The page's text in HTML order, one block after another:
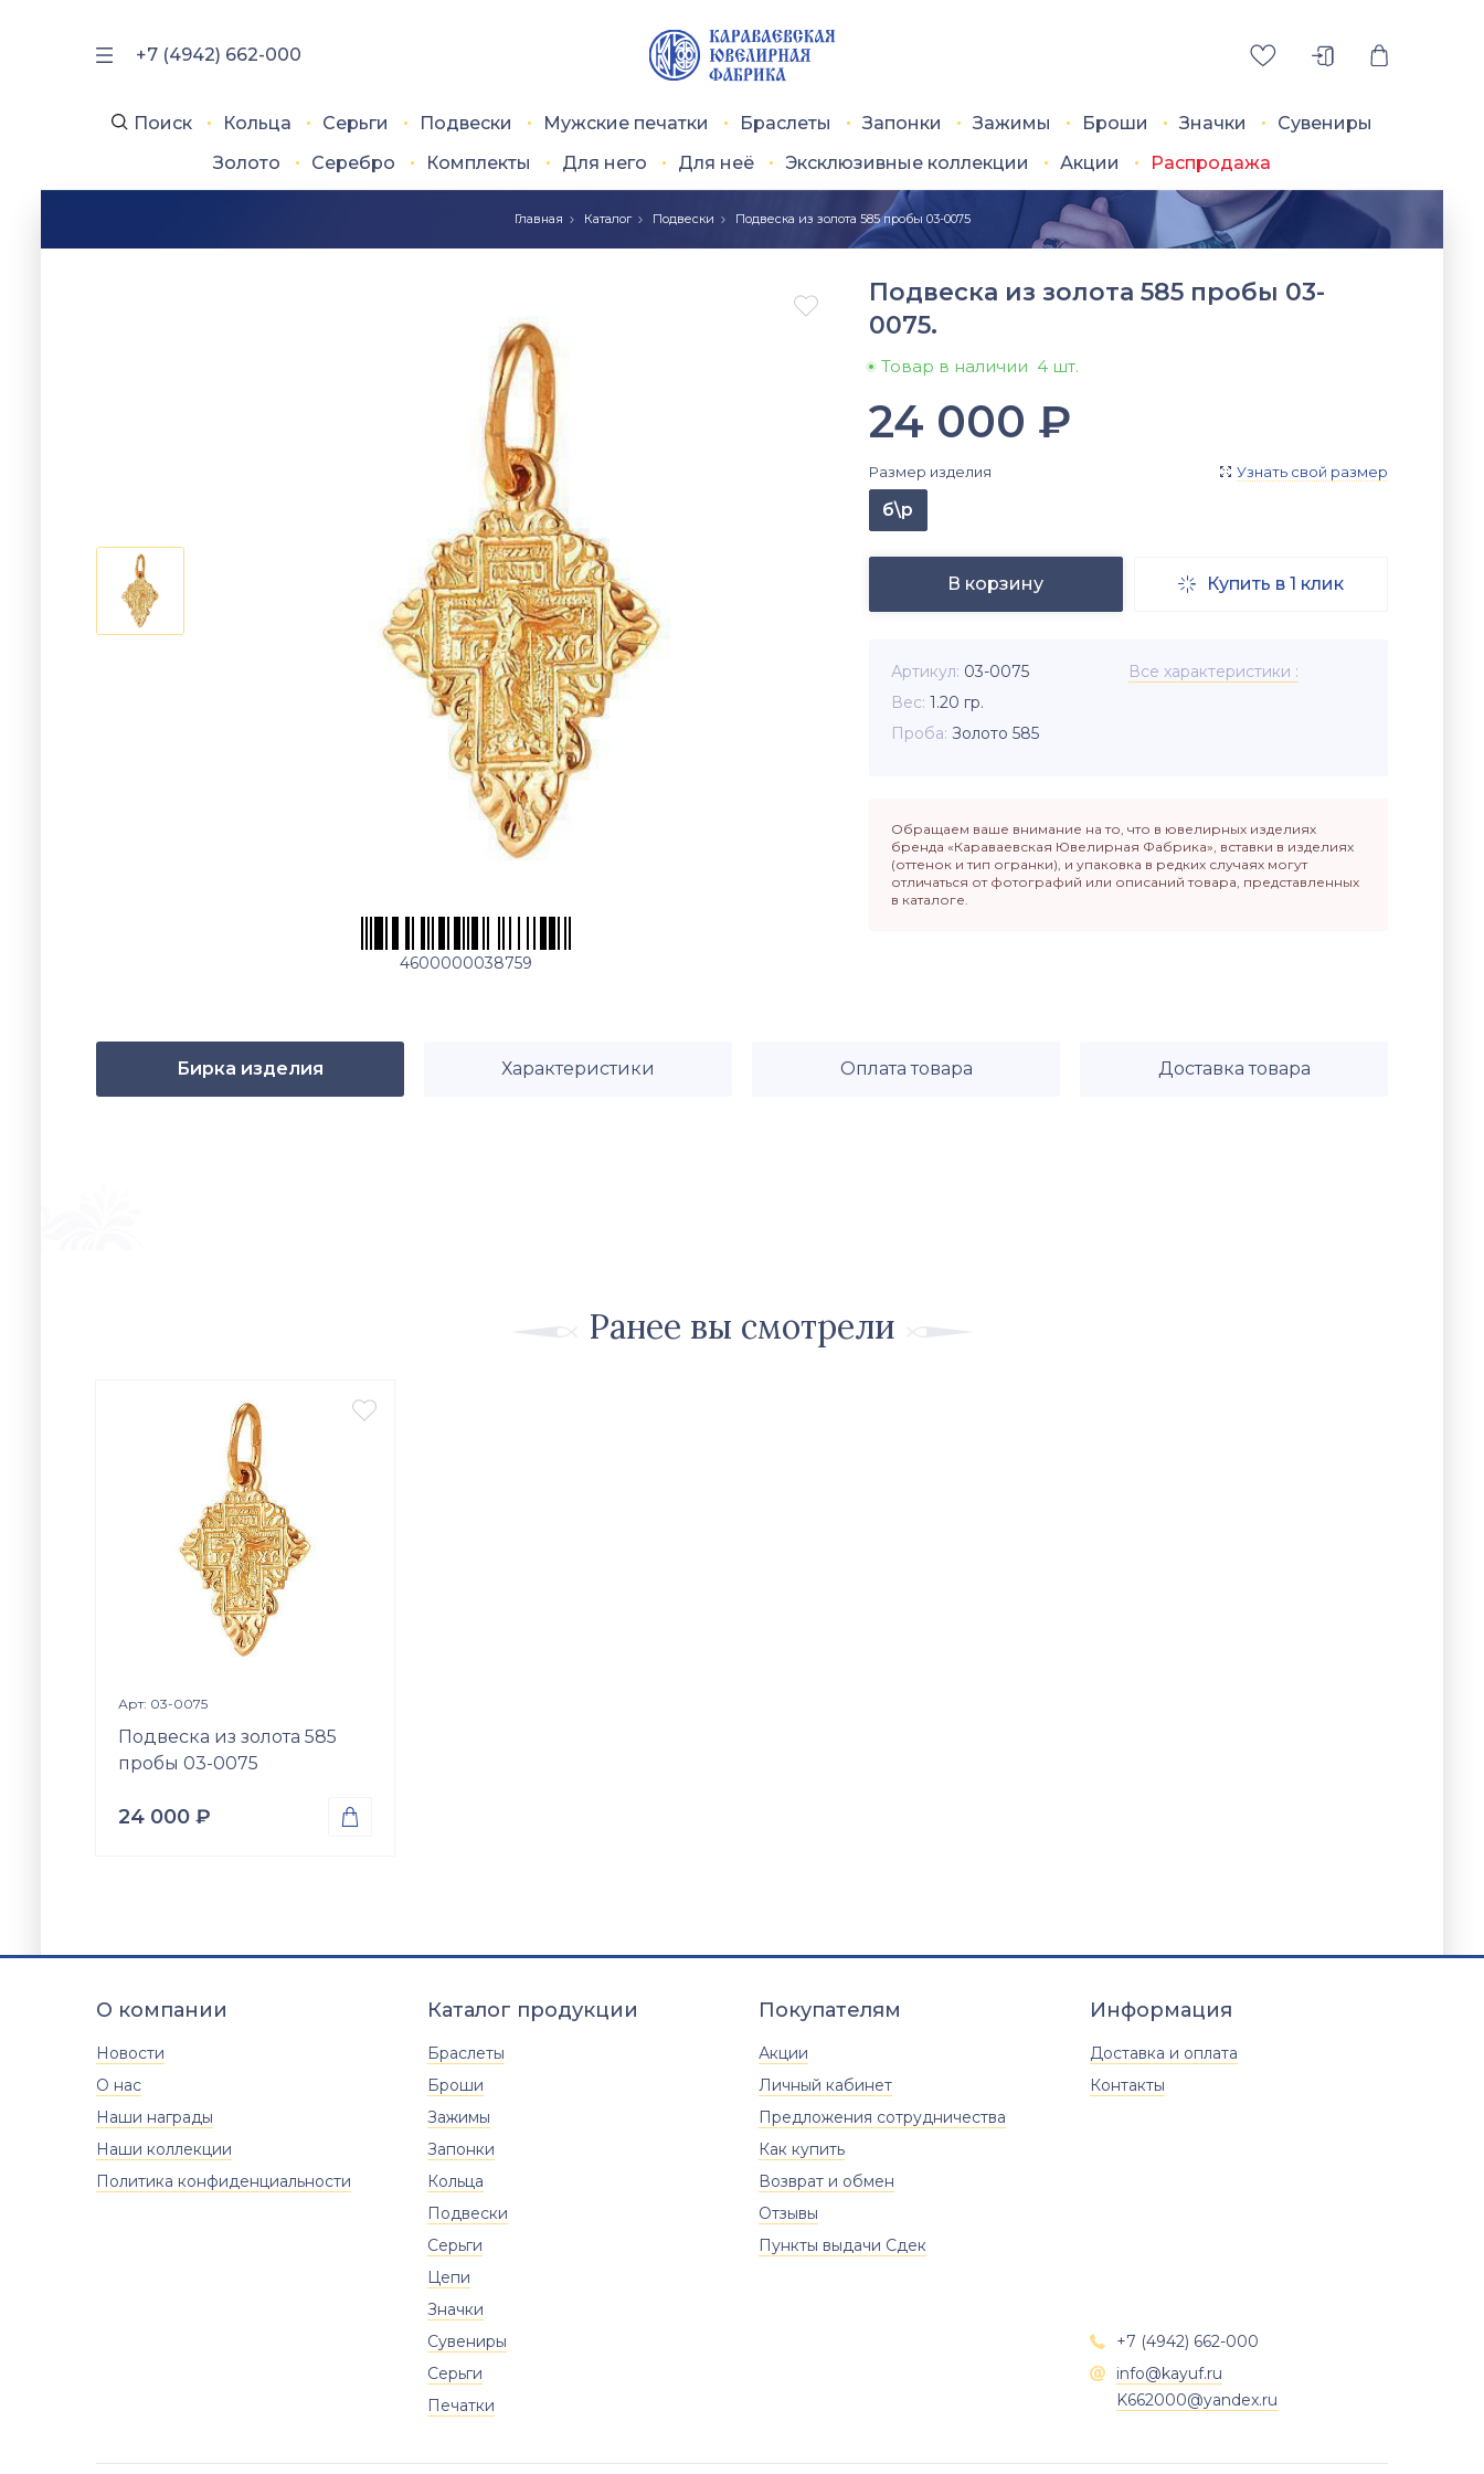
+7 (4942) 662-000
Поиск Кольца Серьги Подвески Мужские печатки Браслеты Запонки Зажимы Броши Значки
Сувениры
Золото
Серебро Комплекты Для него Для неё Эксклюзивные коллекции Акции Распродажа
Главная Каталог Подвески Подвеска из золота 585 пробы 03-0075

4600000038759
Подвеска из золота 585 пробы 03-
0075.
Товар в наличии 4 шт.
24 000 ₽
Размер изделия  Узнать свой размер
б\р
В корзину  Купить в 1 клик
Артикул 03-0075
Вес 1.20 гр.
Проба Золото 585
Все характеристики
Обращаем ваше внимание на то, что в ювелирных изделиях
бренда «Караваевская Ювелирная Фабрика», вставки в изделиях
(оттенок и тип огранки), и упаковка в редких случаях могут
отличаться от фотографий или описаний товара, представленных
в каталоге.
Бирка изделия Характеристики Оплата товара Доставка товара
Ранее вы смотрели

Арт: 03-0075
Подвеска из золота 585
пробы 03-0075
24 000 ₽ 
Вставки
б\р
О компании
Новости
О нас
Наши награды
Наши коллекции
Политика конфиденциальности
Каталог продукции
Браслеты
Броши
Зажимы
Запонки
Кольца
Подвески
Серьги
Цепи
Значки
Сувениры
Серьги
Печатки
Покупателям
Акции
Личный кабинет
Предложения сотрудничества
Как купить
Возврат и обмен
Отзывы
Пункты выдачи Сдек
Информация
Доставка и оплата
Контакты
 +7 (4942) 662-000

info@kayuf.ru
K662000@yandex.ru